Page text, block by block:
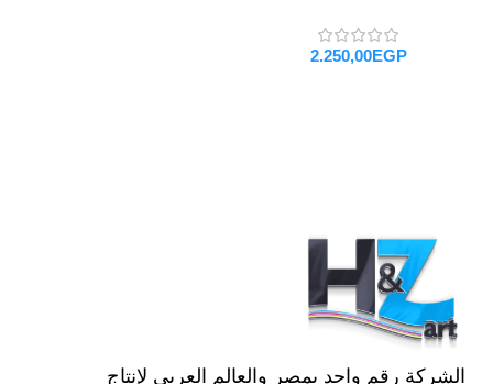
EGP
الشركة رقم واحد بمصر والعالم العربي لإنتاج